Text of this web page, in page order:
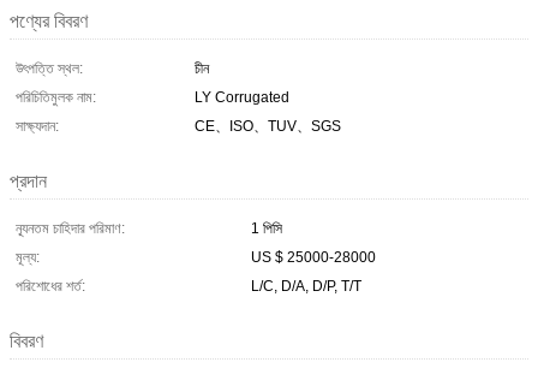
পণ্যের বিবরণ
উৎপত্তি স্থল:
চীন
পরিচিতিমুলক নাম:
LY Corrugated
সাক্ষ্যদান:
CE、ISO、TUV、SGS
প্রদান
ন্যূনতম চাহিদার পরিমাণ:
1 পিসি
মূল্য:
US $ 25000-28000
পরিশোধের শর্ত:
L/C, D/A, D/P, T/T
বিবরণ